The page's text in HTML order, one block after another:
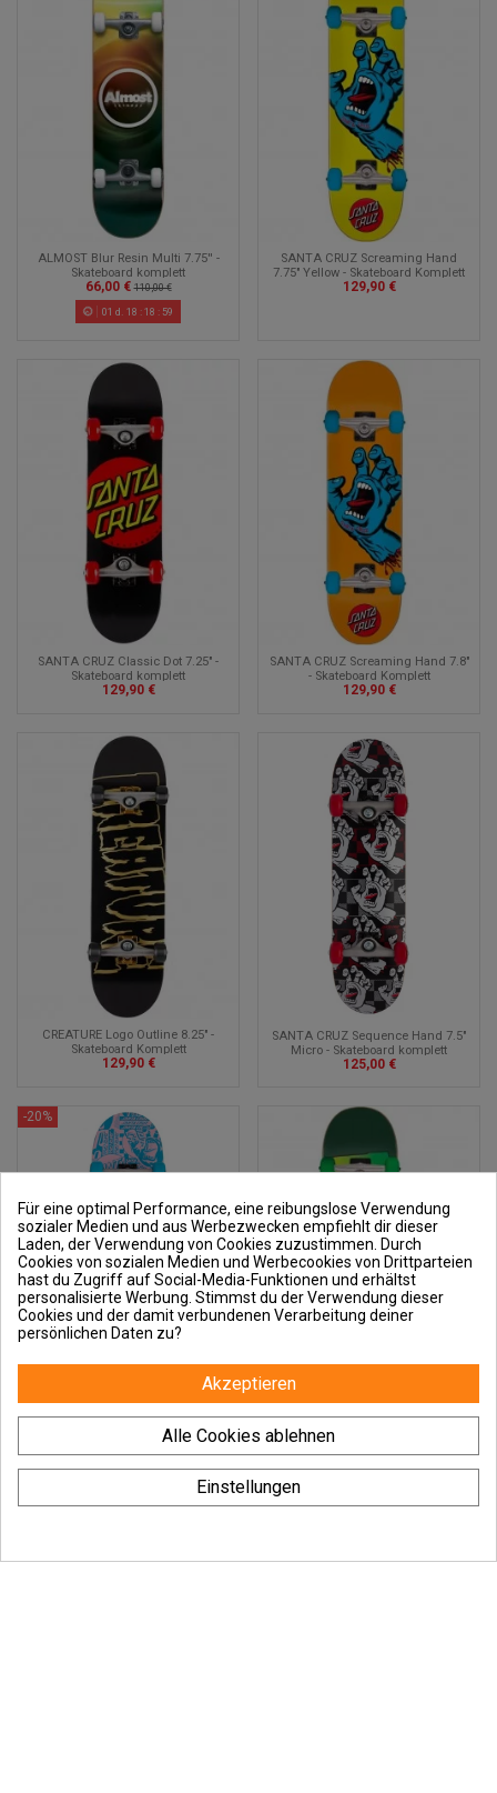
ALMOST Blur Resin Multi 7.75'' -
Skateboard komplett
66,00 € 110,00 €
01 d. 18 :18 : 58
SANTA CRUZ Screaming Hand
7.75" Yellow - Skateboard Komplett
129,90 €
SANTA CRUZ Classic Dot 7.25" -
Skateboard komplett
129,90 €
SANTA CRUZ Screaming Hand 7.8"
- Skateboard Komplett
129,90 €
CREATURE Logo Outline 8.25" -
Skateboard Komplett
129,90 €
SANTA CRUZ Sequence Hand 7.5"
Micro - Skateboard komplett
125,00 €
-20%
125,00 €
Outside und Du
Für eine optimal Performance, eine reibungslose Verwendung
sozialer Medien und aus Werbezwecken empfiehlt dir dieser
Laden, der Verwendung von Cookies zuzustimmen. Durch
Cookies von sozialen Medien und Werbecookies von Drittparteien
hast du Zugriff auf Social-Media-Funktionen und erhältst
personalisierte Werbung. Stimmst du der Verwendung dieser
Cookies und der damit verbundenen Verarbeitung deiner
persönlichen Daten zu?
Akzeptieren
Alle Cookies ablehnen
Einstellungen